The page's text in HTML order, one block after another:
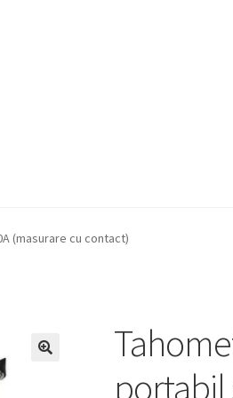
Contact
(masurare cu contact)
portabil